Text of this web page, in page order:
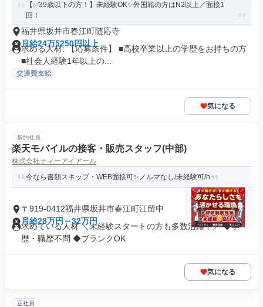
【✅39歳以下の方！】未経験OK✨外国籍の方はN2以上／面接1
回！
福井県坂井市春江町随応寺
月給24万5250円以上
求める人材: 【応募条件】 ■高校卒業以上の学歴をお持ちの方
■社会人経験1年以上の...
交通費支給
気になる
契約社員
楽天モバイルの接客・販売スタッフ(中部)
株式会社ティーアイアール
今なら書類スキップ・WEB面接可✨️ノルマなし/未経験可/h
〒919-0412福井県坂井市春江町江留中
月給28万円～32万円
求めている人材 ＼未経験スタートの方も多数活躍中／ ◆学
歴・職歴不問 ◆ブランクOK
気になる
正社員